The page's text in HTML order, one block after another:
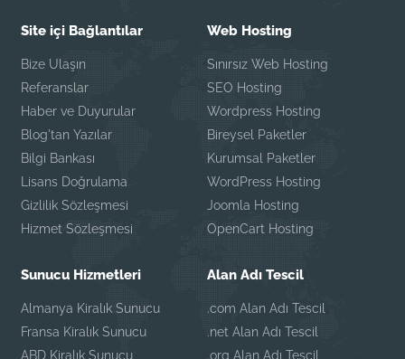
Site içi Bağlantılar
Bize Ulaşın
Referanslar
Haber ve Duyurular
Blog'tan Yazılar
Bilgi Bankası
Lisans Doğrulama
Gizlilik Sözleşmesi
Hizmet Sözleşmesi
Web Hosting
Sınırsız Web Hosting
SEO Hosting
Wordpress Hosting
Bireysel Paketler
Kurumsal Paketler
WordPress Hosting
Joomla Hosting
OpenCart Hosting
Sunucu Hizmetleri
Almanya Kiralık Sunucu
Fransa Kiralık Sunucu
ABD Kiralık Sunucu
Alan Adı Tescil
.com Alan Adı Tescil
.net Alan Adı Tescil
.org Alan Adı Tescil